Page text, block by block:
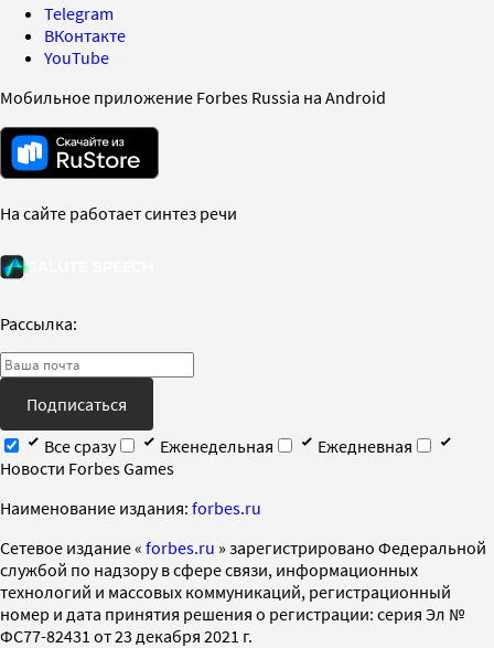
Telegram
ВКонтакте
YouTube
Мобильное приложение Forbes Russia на Android
На сайте работает синтез речи
Рассылка:
Подписаться
Все сразу
Еженедельная
Ежедневная
Новости Forbes Games
Наименование издания: forbes.ru
Cетевое издание « forbes.ru » зарегистрировано Федеральной
службой по надзору в сфере связи, информационных
технологий и массовых коммуникаций, регистрационный
номер и дата принятия решения о регистрации: серия Эл №
ФС77-82431 от 23 декабря 2021 г.